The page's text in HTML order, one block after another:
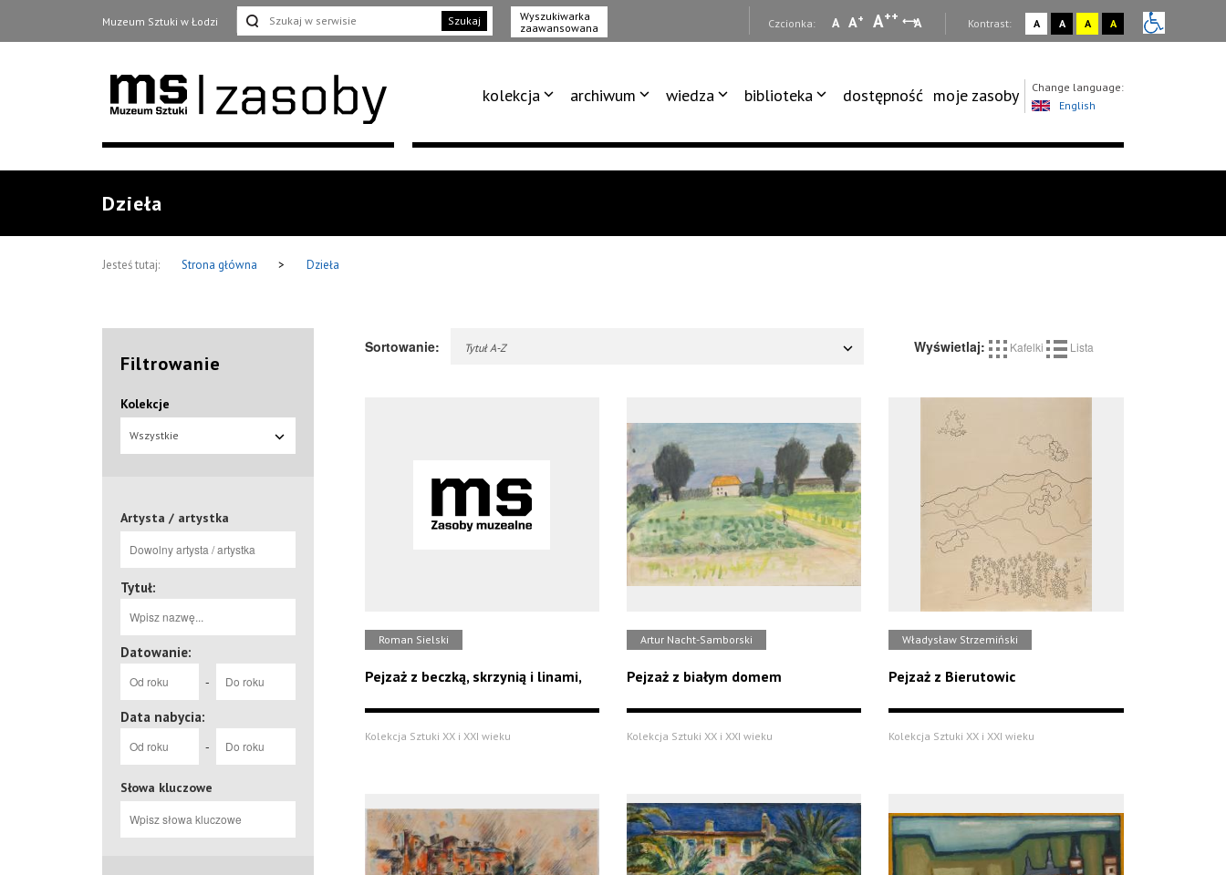
Muzeum Sztuki w Łodzi Szukaj
Wyszukiwarka
zaawansowana
Czcionka: A A+ A++ A Kontrast: A A A A
kolekcja archiwum wiedza biblioteka dostępność moje zasoby
Change language:
English
Dzieła
Jesteś tutaj: Strona główna > Dzieła
Filtrowanie
Kolekcje
Wszystkie
Artysta / artystka
Tytuł:
Datowanie:
-
Data nabycia:
-
Słowa kluczowe
Sortowanie: Tytuł A-Z Wyświetlaj: Kafelki Lista
Roman Sielski
Pejzaż z beczką, skrzynią i linami,
Kolekcja Sztuki XX i XXI wieku
Artur Nacht-Samborski
Pejzaż z białym domem
Kolekcja Sztuki XX i XXI wieku
Władysław Strzemiński
Pejzaż z Bierutowic
Kolekcja Sztuki XX i XXI wieku